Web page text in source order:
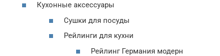
Кухонные аксессуары
Сушки для посуды
Рейлинги для кухни
Рейлинг Германия модерн